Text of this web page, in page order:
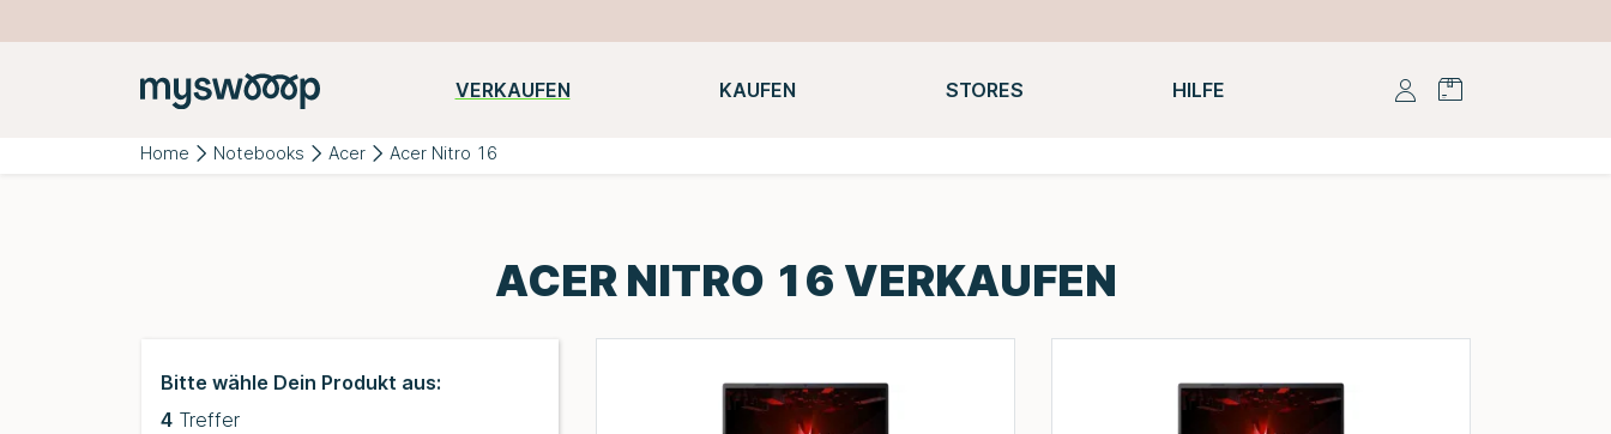
VERKAUFEN KAUFEN STORES HILFE
Beliebte
Kategorien:
iPhone Huawei Notebooks Macbooks Konsolen
Home Notebooks Acer Acer Nitro 16
ACER NITRO 16 VERKAUFEN
Bitte wähle Dein Produkt aus:
4 Treffer